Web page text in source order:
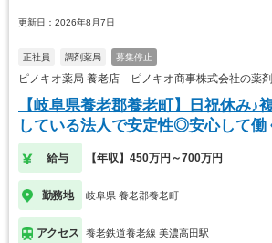
更新日：2026年8月7日
正社員 調剤薬局 募集停止
ピノキオ薬局 養老店 ピノキオ商事株式会社の薬
【岐阜県養老郡養老町】日祝休み♪
している法人で安定性◎安心して働
す。
給与 【年収】450万円～700万円
勤務地 岐阜県 養老郡養老町
アクセス 養老鉄道養老線 美濃高田駅